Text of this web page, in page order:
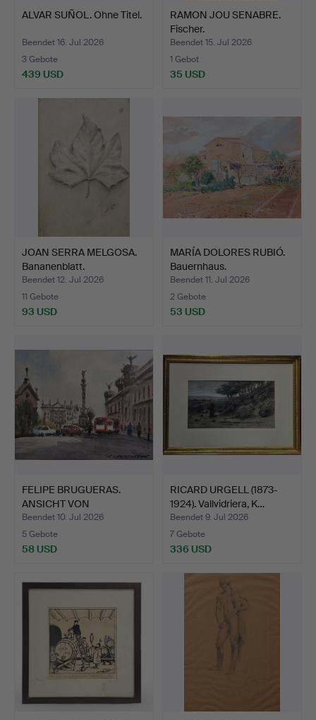
ALVAR SUÑOL. Ohne Titel.
Beendet 16. Jul 2026
3 Gebote
439 USD
RAMON JOU SENABRE.
Fischer.
Beendet 15. Jul 2026
1 Gebot
35 USD
JOAN SERRA MELGOSA.
Bananenblatt.
Beendet 12. Jul 2026
11 Gebote
93 USD
MARÍA DOLORES RUBIÓ.
Bauernhaus.
Beendet 11. Jul 2026
2 Gebote
53 USD
FELIPE BRUGUERAS.
ANSICHT VON
COLUMBUS, BA…
Beendet 10. Jul 2026
5 Gebote
58 USD
RICARD URGELL (1873-
1924). Vallvidriera, K…
Beendet 9. Jul 2026
7 Gebote
336 USD